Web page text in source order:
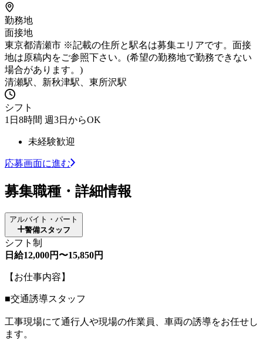
勤務地
面接地
東京都清瀬市 ※記載の住所と駅名は募集エリアです。面接
地は原稿内をご参照下さい。(希望の勤務地で勤務できない
場合があります。)
清瀬駅、新秋津駅、東所沢駅
シフト
1日8時間 週3日からOK
未経験歓迎
応募画面に進む
募集職種・詳細情報
アルバイト・パート
警備スタッフ
シフト制
日給12,000円〜15,850円
【お仕事内容】
■交通誘導スタッフ
工事現場にて通行人や現場の作業員、車両の誘導をお任せし
ます。